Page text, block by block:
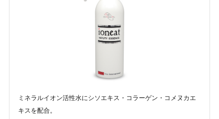
ミネラルイオン活性水にシソエキス・コラーゲン・コメヌカエ
キスを配合。